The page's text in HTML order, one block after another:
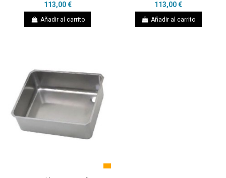
113,00 €
Añadir al carrito
113,00 €
Añadir al carrito